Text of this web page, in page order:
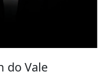
do Vale